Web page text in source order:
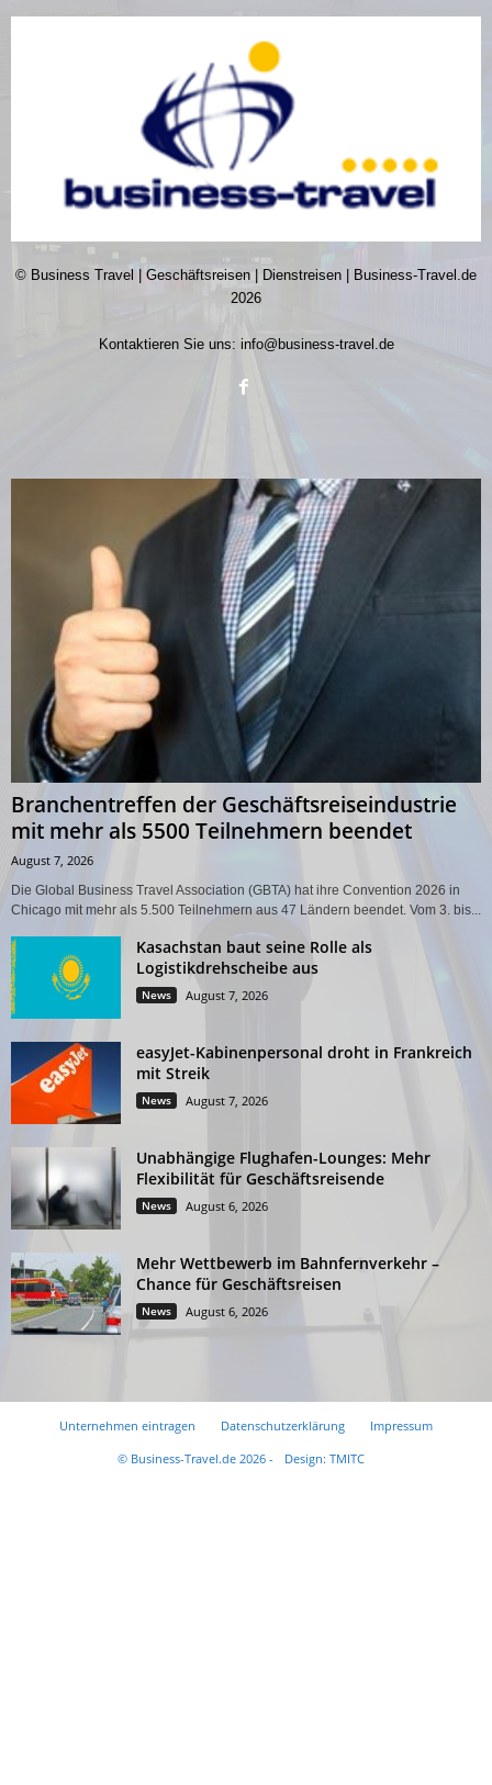
© Business Travel | Geschäftsreisen | Dienstreisen | Business-Travel.de
2026
Kontaktieren Sie uns: info@business-travel.de
Branchentreffen der Geschäftsreiseindustrie
mit mehr als 5500 Teilnehmern beendet
August 7, 2026
Die Global Business Travel Association (GBTA) hat ihre Convention 2026 in
Chicago mit mehr als 5.500 Teilnehmern aus 47 Ländern beendet. Vom 3. bis...
Kasachstan baut seine Rolle als
Logistikdrehscheibe aus
News August 7, 2026
easyJet-Kabinenpersonal droht in Frankreich
mit Streik
News August 7, 2026
Unabhängige Flughafen-Lounges: Mehr
Flexibilität für Geschäftsreisende
News August 6, 2026
Mehr Wettbewerb im Bahnfernverkehr –
Chance für Geschäftsreisen
News August 6, 2026
Unternehmen eintragen Datenschutzerklärung
Impressum
© Business-Travel.de 2026 -
Design: TMITC